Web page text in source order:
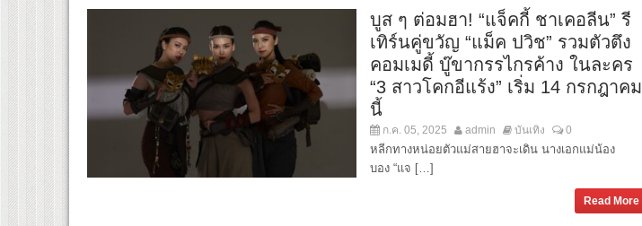
บูส ๆ ต่อมฮา! “แจ็คกี้ ชาเคอลีน” รี
เทิร์นคู่ขวัญ “แม็ค ปวิช” รวมตัวตึง
คอมเมดี้ บู๊ขากรรไกรค้าง ในละคร
“3 สาวโคกอีแร้ง” เริ่ม 14 กรกฎาคม
นี้
ก.ค. 05, 2025 admin บันเทิง 0
หลีกทางหน่อยตัวแม่สายฮาจะเดิน นางเอกแม่น้อง
บอง “แจ […]
Read More